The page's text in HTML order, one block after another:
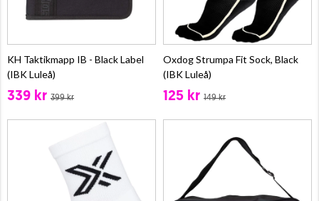
KH Taktikmapp IB - Black Label
(IBK Luleå)
339 kr 399 kr
Oxdog Strumpa Fit Sock, Black
(IBK Luleå)
125 kr 149 kr